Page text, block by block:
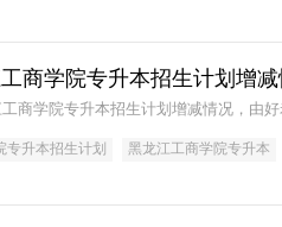
商学院专升本招生计划增
商学院专升本招生计划增减情况，由
专升本招生计划 黑龙江工商学院专升本